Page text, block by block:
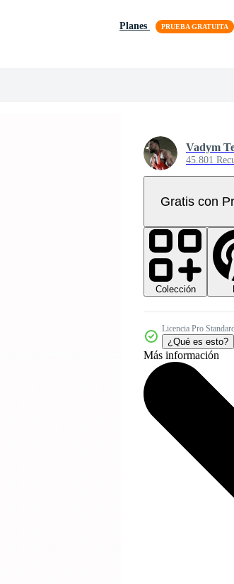
Planes
Vadym
45.801
Gratis con
Colección
Licencia Pro
¿Qué es esto?
Más información